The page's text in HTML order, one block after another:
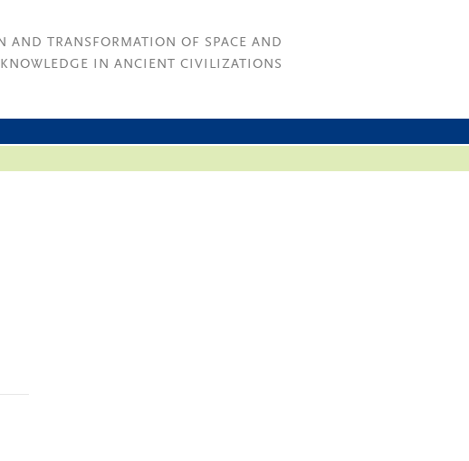
AND TRANSFORMATION OF SPACE AND
KNOWLEDGE IN ANCIENT CIVILIZATIONS